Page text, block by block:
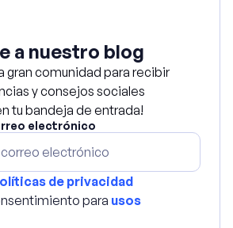
a nuestro blog
gran comunidad para recibir
y consejos sociales
tu bandeja de entrada!
electrónico
de privacidad
para usos